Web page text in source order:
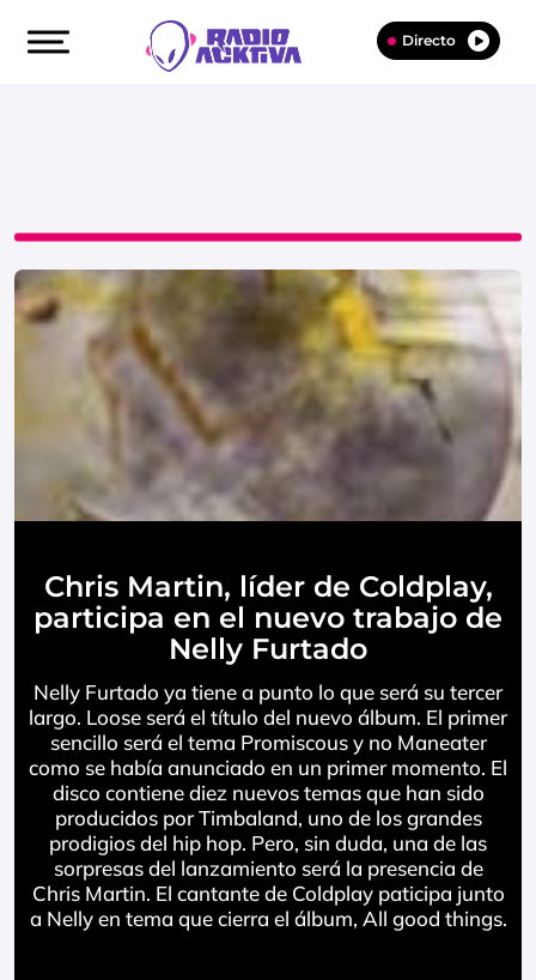
Directo
Chris Martin, líder de Coldplay,
participa en el nuevo trabajo de
Nelly Furtado
Nelly Furtado ya tiene a punto lo que será su tercer
largo. Loose será el título del nuevo álbum. El primer
sencillo será el tema Promiscous y no Maneater
como se había anunciado en un primer momento. El
disco contiene diez nuevos temas que han sido
producidos por Timbaland, uno de los grandes
prodigios del hip hop. Pero, sin duda, una de las
sorpresas del lanzamiento será la presencia de
Chris Martin. El cantante de Coldplay paticipa junto
a Nelly en tema que cierra el álbum, All good things.